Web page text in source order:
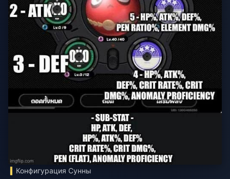
Конфигурация Сунны